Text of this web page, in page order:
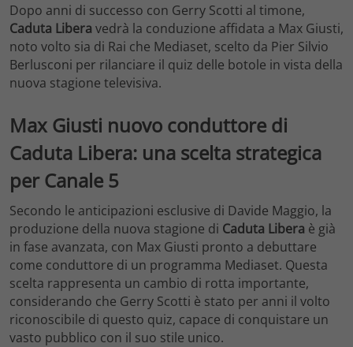
Dopo anni di successo con Gerry Scotti al timone,
Caduta Libera vedrà la conduzione affidata a Max Giusti,
noto volto sia di Rai che Mediaset, scelto da Pier Silvio
Berlusconi per rilanciare il quiz delle botole in vista della
nuova stagione televisiva.
Max Giusti nuovo conduttore di
Caduta Libera: una scelta strategica
per Canale 5
Secondo le anticipazioni esclusive di Davide Maggio, la
produzione della nuova stagione di Caduta Libera è già
in fase avanzata, con Max Giusti pronto a debuttare
come conduttore di un programma Mediaset. Questa
scelta rappresenta un cambio di rotta importante,
considerando che Gerry Scotti è stato per anni il volto
riconoscibile di questo quiz, capace di conquistare un
vasto pubblico con il suo stile unico.